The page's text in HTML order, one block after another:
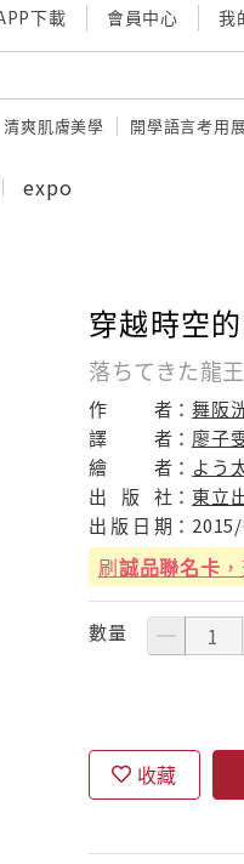
下載 會員中心 我
清爽肌膚美學 開學語言考用
expo
穿越時空
落ちてきた龍
作 者：舞阪
譯
者： 廖子
繪
者： よう
出
版 社： 東立
出 版 日 期：
刷誠品聯名卡
數量
收藏